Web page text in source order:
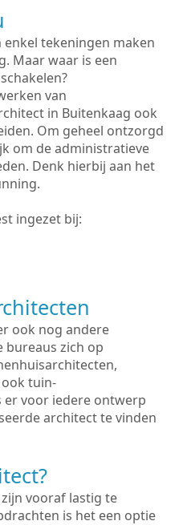
tekeningen maken
Maar waar is een
van
in Buitenkaag ook
Om geheel ontzorgd
om de administratieve
Denk hierbij aan het
ingezet bij:
ook nog andere
bureaus zich op
tuin-
er voor iedere ontwerp
architect te vinden
vooraf lastig te
is het een optie